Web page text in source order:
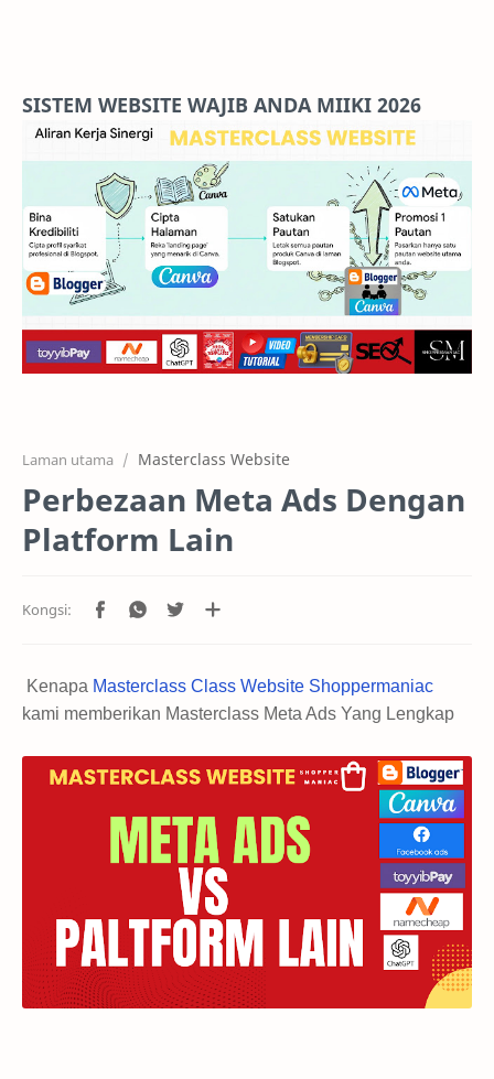
Features
Pricing
Services
RTL Mode
SISTEM WEBSITE WAJIB ANDA MIIKI 2026
Laman utama Masterclass Website
Perbezaan Meta Ads Dengan
Platform Lain
Kenapa Masterclass Class Website Shoppermaniac
kami memberikan Masterclass Meta Ads Yang Lengkap